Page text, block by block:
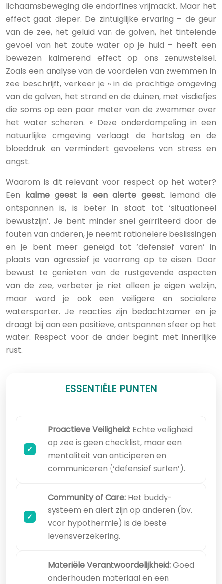
lichaamsbeweging die endorfines vrijmaakt. Maar het
effect gaat dieper. De zintuiglijke ervaring – de geur
van de zee, het geluid van de golven, het tintelende
gevoel van het zoute water op je huid – heeft een
bewezen kalmerend effect op ons zenuwstelsel.
Zoals een analyse van de voordelen van zwemmen in
zee beschrijft, verkeer je « in de prachtige omgeving
van de golven, het strand en de duinen, met visdiefjes
die soms op een paar meter van de zwemmer over
het water scheren. » Deze onderdompeling in een
natuurlijke omgeving verlaagt de hartslag en de
bloeddruk en vermindert gevoelens van stress en
angst.
Waarom is dit relevant voor respect op het water?
Een kalme geest is een alerte geest. Iemand die
ontspannen is, is beter in staat tot ‘situationeel
bewustzijn’. Je bent minder snel geïrriteerd door de
fouten van anderen, je neemt rationelere beslissingen
en je bent meer geneigd tot ‘defensief varen’ in
plaats van agressief je voorrang op te eisen. Door
bewust te genieten van de rustgevende aspecten
van de zee, verbeter je niet alleen je eigen welzijn,
maar word je ook een veiligere en socialere
watersporter. Je reacties zijn bedachtzamer en je
draagt bij aan een positieve, ontspannen sfeer op het
water. Respect voor de ander begint met innerlijke
rust.
ESSENTIËLE PUNTEN
Proactieve Veiligheid: Echte veiligheid
op zee is geen checklist, maar een
mentaliteit van anticiperen en
communiceren (‘defensief surfen’).
Community of Care: Het buddy-
systeem en alert zijn op anderen (bv.
voor hypothermie) is de beste
levensverzekering.
Materiële Verantwoordelijkheid:Goed
onderhouden materiaal en een